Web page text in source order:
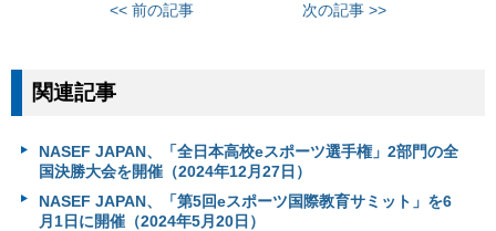
<< 前の記事 次の記事 >>
関連記事
NASEF JAPAN、「全日本高校eスポーツ選手権」2部門の全
国決勝大会を開催（2024年12月27日）
NASEF JAPAN、「第5回eスポーツ国際教育サミット」を6
月1日に開催（2024年5月20日）